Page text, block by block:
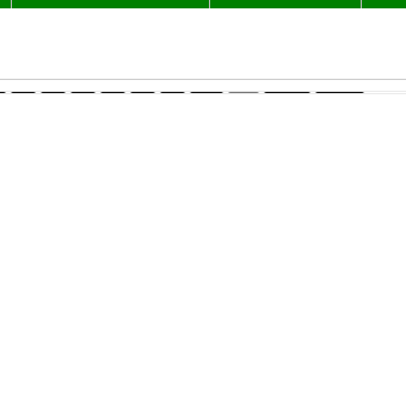
4 5 6 7 8 9 10 ... NaN Next